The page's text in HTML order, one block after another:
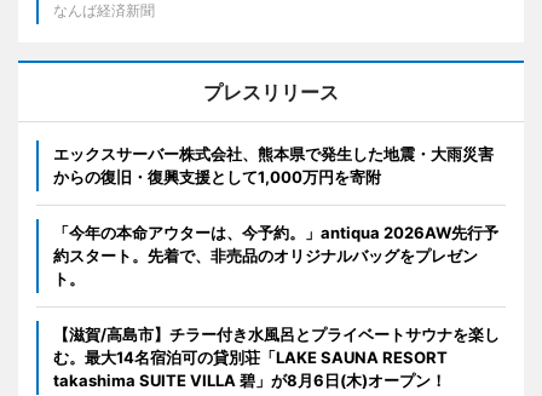
なんば経済新聞
プレスリリース
エックスサーバー株式会社、熊本県で発生した地震・大雨災害
からの復旧・復興支援として1,000万円を寄附
「今年の本命アウターは、今予約。」antiqua 2026AW先行予
約スタート。先着で、非売品のオリジナルバッグをプレゼン
ト。
【滋賀/高島市】チラー付き水風呂とプライベートサウナを楽し
む。最大14名宿泊可の貸別荘「LAKE SAUNA RESORT
takashima SUITE VILLA 碧」が8月6日(木)オープン！